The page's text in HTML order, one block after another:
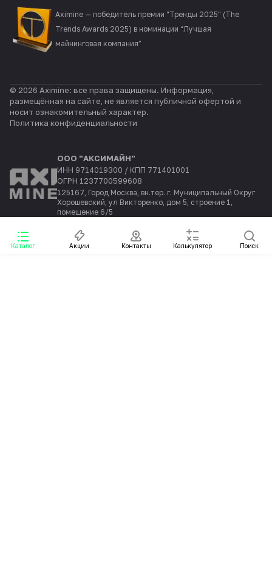
Каталог Акции Контакты Калькулятор Поиск
Aximine — победитель премии "Тренды 2025" (The
Trends Awards 2025) в номинации “Лучшая
майнинговая компания”
© 2026 Aximine: все права защищены. Информация,
размещённая на сайте, не является публичной офертой и
носит ознакомительный характер.
Политика конфиденциальности
ООО "АКСИМАЙН"
ИНН 9714019300 / КПП 771401001
ОГРН 1237700599608
125167, Город Москва, вн.тер. г. Муниципальный Округ
Хорошевский, ул Викторенко, дом 5, строение 1,
помещение 6/5